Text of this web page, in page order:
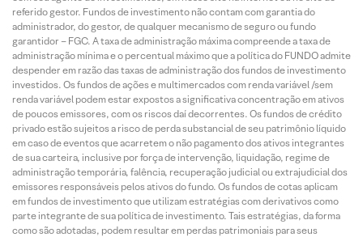
referido gestor. Fundos de investimento não contam com garantia do
administrador, do gestor, de qualquer mecanismo de seguro ou fundo
garantidor – FGC. A taxa de administração máxima compreende a taxa de
administração mínima e o percentual máximo que a política do FUNDO admite
despender em razão das taxas de administração dos fundos de investimento
investidos. Os fundos de ações e multimercados com renda variável /sem
renda variável podem estar expostos a significativa concentração em ativos
de poucos emissores, com os riscos daí decorrentes. Os fundos de crédito
privado estão sujeitos a risco de perda substancial de seu patrimônio líquido
em caso de eventos que acarretem o não pagamento dos ativos integrantes
de sua carteira, inclusive por força de intervenção, liquidação, regime de
administração temporária, falência, recuperação judicial ou extrajudicial dos
emissores responsáveis pelos ativos do fundo. Os fundos de cotas aplicam
em fundos de investimento que utilizam estratégias com derivativos como
parte integrante de sua política de investimento. Tais estratégias, da forma
como são adotadas, podem resultar em perdas patrimoniais para seus